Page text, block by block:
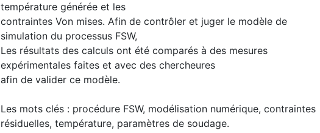
température générée et les
contraintes Von mises. Afin de contrôler et juger le modèle de
simulation du processus FSW,
Les résultats des calculs ont été comparés à des mesures
expérimentales faites et avec des chercheures
afin de valider ce modèle.
Les mots clés : procédure FSW, modélisation numérique, contraintes
résiduelles, température, paramètres de soudage.